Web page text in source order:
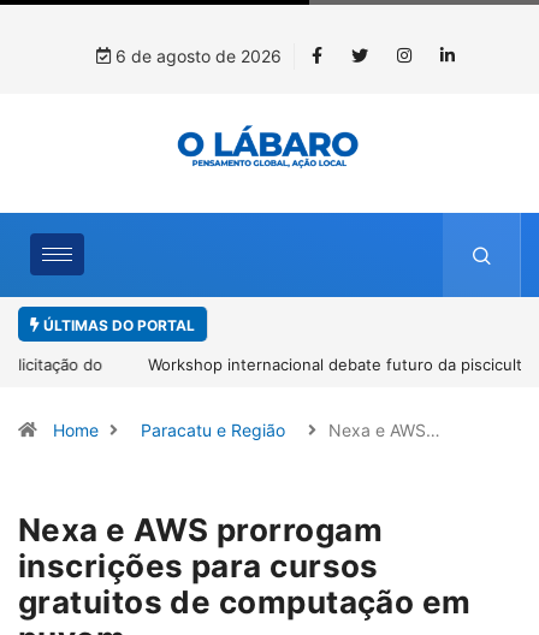
6 de agosto de 2026
ÚLTIMAS DO PORTAL
Workshop internacional debate futuro da piscicultura com
Home Paracatu e Região Nexa e AWS…
Nexa e AWS prorrogam
inscrições para cursos
gratuitos de computação em